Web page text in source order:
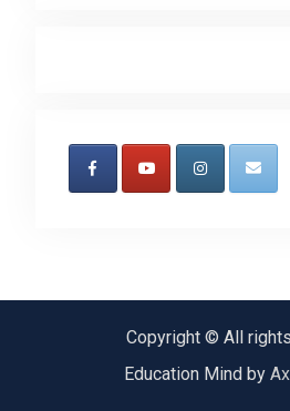
Copyright © All
Education Mind by